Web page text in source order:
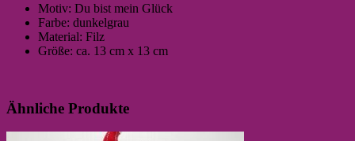
Motiv: Du bist mein Glück
Farbe: dunkelgrau
Material: Filz
Größe: ca. 13 cm x 13 cm
Ähnliche Produkte